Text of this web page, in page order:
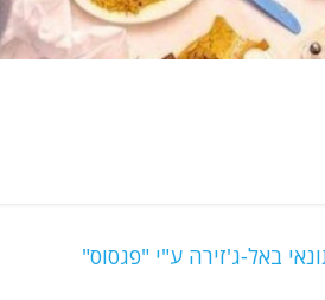
באל-ג'זירה ע"י "פגסוס"